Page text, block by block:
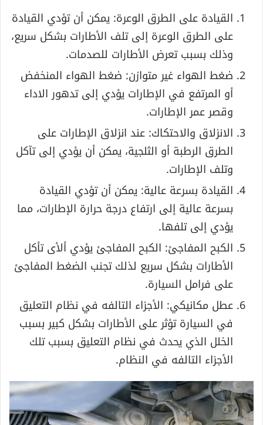
القيادة على الطرق الوعرة: يمكن أن تؤدي القيادة
على الطرق الوعرة إلى تلف الأطارات بشكل سريع،
وذلك بسبب تعرض الأطارات للصدمات.
ضغط الهواء غير متوازن: ضغط الهواء المنخفض
أو المرتفع في الإطارات يؤدي إلى تدهور الاداء
وقصر عمر الإطارات.
الانزلاق والاحتكاك: عند انزلاق الإطارات على
الطرق الرطبة أو الثلجية، يمكن أن يؤدي إلى تآكل
وتلف الإطارات.
القيادة بسرعة عالية: يمكن أن تؤدي القيادة
بسرعة عالية إلى ارتفاع درجة حرارة الإطارات، مما
يؤدي إلى تلفها.
الكبح المفاجئ: الكبح المفاجئ يؤدي ألأى تأكل
الأطارات بشكل سريع لذلك تجنب الضغط المفاجئ
على فرامل السيارة.
عطل مكانيكي: الأجزاء التالفه في نظام التعليق
في السيارة تؤثر على الأطارات بشكل كبير بسبب
الخلل الذي يحدث في نظام التعليق بسبب تلك
الأجزاء التالفه في النظام.